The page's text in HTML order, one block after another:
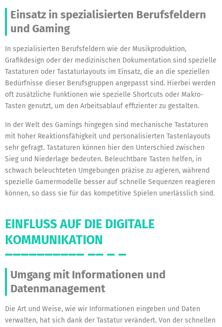
Einsatz in spezialisierten Berufsfeldern
und Gaming
In spezialisierten Berufsfeldern wie der Musikproduktion,
Grafikdesign oder der medizinischen Dokumentation sind spezielle
Tastaturen oder Tastaturlayouts im Einsatz, die an die speziellen
Bedürfnisse dieser Berufsgruppen angepasst sind. Hierbei werden
oft zusätzliche Funktionen wie spezielle Shortcuts oder Makro-
Tasten genutzt, um den Arbeitsablauf effizienter zu gestalten.
In der Welt des Gamings hingegen sind mechanische Tastaturen
mit hoher Reaktionsfähigkeit und personalisierten Tastenlayouts
sehr gefragt. Tastaturen können hier den Unterschied zwischen
Sieg und Niederlage bedeuten. Beleuchtbare Tasten helfen, in
schwach beleuchteten Umgebungen präzise zu agieren, während
spezielle Gamermodelle besser auf schnelle Sequenzen reagieren
können, so dass sie für das kompetitive Spielen unerlässlich sind.
EINFLUSS AUF DIE DIGITALE
KOMMUNIKATION
Umgang mit Informationen und
Datenmanagement
Die Art und Weise, wie wir Informationen eingeben und Daten
verwalten, hat sich dank der Tastatur verändert. Von der schnellen